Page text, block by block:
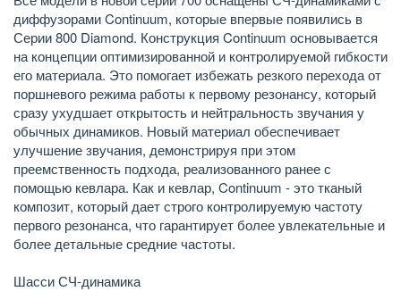
диффузорами Continuum, которые впервые появились в
Серии 800 Diamond. Конструкция Continuum основывается
на концепции оптимизированной и контролируемой гибкости
его материала. Это помогает избежать резкого перехода от
поршневого режима работы к первому резонансу, который
сразу ухудшает открытость и нейтральность звучания у
обычных динамиков. Новый материал обеспечивает
улучшение звучания, демонстрируя при этом
преемственность подхода, реализованного ранее с
помощью кевлара. Как и кевлар, Continuum - это тканый
композит, который дает строго контролируемую частоту
первого резонанса, что гарантирует более увлекательные и
более детальные средние частоты.
Шасси СЧ-динамика